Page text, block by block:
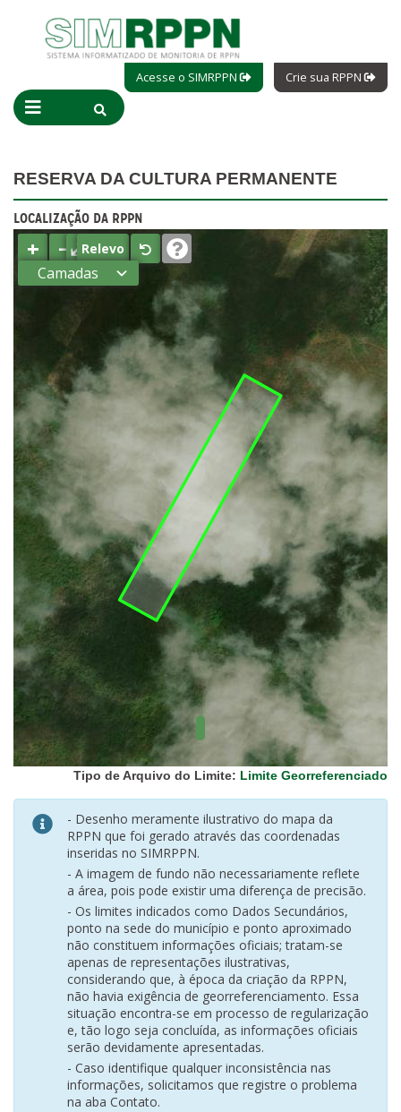
Acesse o SIMRPPN Crie sua RPPN
RESERVA DA CULTURA PERMANENTE
LOCALIZAÇÃO DA RPPN
+ −⤢Relevo
Camadas
Municípios
Terras
indígenas
(FUNAI)
UC Federal
UC Estaduais
UC
Municipais
Hidrografia
1:1.000.000
(ANA)
Biomas
(IBGE)
Vegetação
(IBGE)
Rodovias
(IBGE)
Relevo
(IBGE)
Tipo de Arquivo do Limite: Limite Georreferenciado
- Desenho meramente ilustrativo do mapa da
RPPN que foi gerado através das coordenadas
inseridas no SIMRPPN.
- A imagem de fundo não necessariamente reflete
a área, pois pode existir uma diferença de precisão.
- Os limites indicados como Dados Secundários,
ponto na sede do município e ponto aproximado
não constituem informações oficiais; tratam-se
apenas de representações ilustrativas,
considerando que, à época da criação da RPPN,
não havia exigência de georreferenciamento. Essa
situação encontra-se em processo de regularização
e, tão logo seja concluída, as informações oficiais
serão devidamente apresentadas.
- Caso identifique qualquer inconsistência nas
informações, solicitamos que registre o problema
na aba Contato.